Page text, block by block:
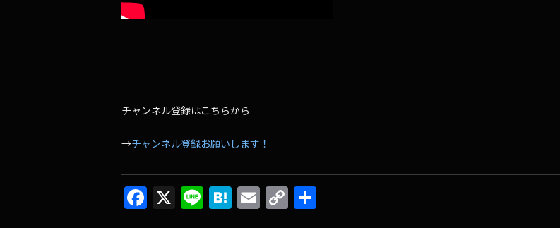
チャンネル登録はこちらから
→チャンネル登録お願いします！
F
X
Li H E
C